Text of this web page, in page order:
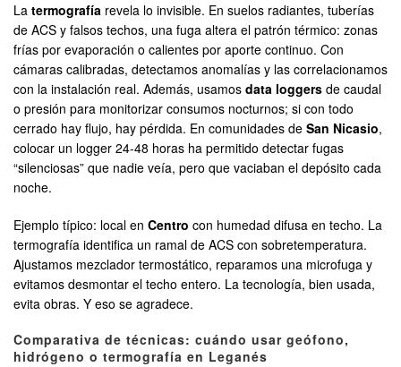
La termografía revela lo invisible. En suelos radiantes, tuberías
de ACS y falsos techos, una fuga altera el patrón térmico: zonas
frías por evaporación o calientes por aporte continuo. Con
cámaras calibradas, detectamos anomalías y las correlacionamos
con la instalación real. Además, usamos data loggers de caudal
o presión para monitorizar consumos nocturnos; si con todo
cerrado hay flujo, hay pérdida. En comunidades de San Nicasio,
colocar un logger 24-48 horas ha permitido detectar fugas
“silenciosas” que nadie veía, pero que vaciaban el depósito cada
noche.
Ejemplo típico: local en Centro con humedad difusa en techo. La
termografía identifica un ramal de ACS con sobretemperatura.
Ajustamos mezclador termostático, reparamos una microfuga y
evitamos desmontar el techo entero. La tecnología, bien usada,
evita obras. Y eso se agradece.
Comparativa de técnicas: cuándo usar geófono,
hidrógeno o termografía en Leganés